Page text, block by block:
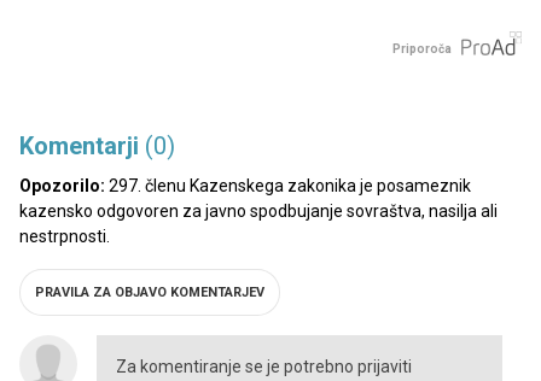
Priporoča
Komentarji (0)
Opozorilo: 297. členu Kazenskega zakonika je posameznik
kazensko odgovoren za javno spodbujanje sovraštva, nasilja ali
nestrpnosti.
PRAVILA ZA OBJAVO KOMENTARJEV